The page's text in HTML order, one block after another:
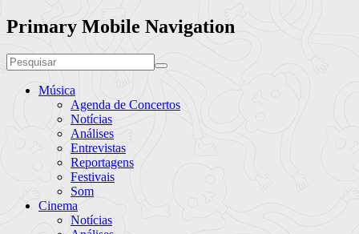
Primary Mobile Navigation
Música
Agenda de Concertos
Notícias
Análises
Entrevistas
Reportagens
Festivais
Som
Cinema
Notícias